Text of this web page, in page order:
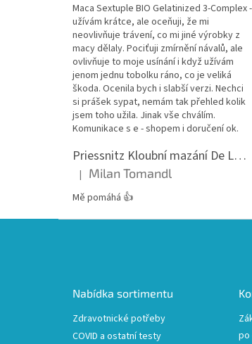
Maca Sextuple BIO Gelatinized 3-Complex -
užívám krátce, ale oceňuji, že mi
neovlivňuje trávení, co mi jiné výrobky z
macy dělaly. Pociťuji zmírnění návalů, ale
ovlivňuje to moje usínání i když užívám
jenom jednu tobolku ráno, co je veliká
škoda. Ocenila bych i slabší verzi. Nechci
si prášek sypat, nemám tak přehled kolik
jsem toho užila. Jinak vše chválím.
Komunikace s e - shopem i doručení ok.
Priessnitz Kloubní mazání De Luxe, 200ml
Hodnocení produktu je 5 z 5 hvězdiček.
| Milan Tomandl
Mě pomáhá 👍
Nabídka sortimentu
Zdravotnické potřeby
COVID a ostatní testy
po